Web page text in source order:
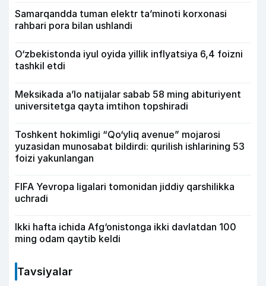
Samarqandda tuman elektr ta’minoti korxonasi
rahbari pora bilan ushlandi
O‘zbekistonda iyul oyida yillik inflyatsiya 6,4 foizni
tashkil etdi
Meksikada a’lo natijalar sabab 58 ming abituriyent
universitetga qayta imtihon topshiradi
Toshkent hokimligi “Qo‘yliq avenue” mojarosi
yuzasidan munosabat bildirdi: qurilish ishlarining 53
foizi yakunlangan
FIFA Yevropa ligalari tomonidan jiddiy qarshilikka
uchradi
Ikki hafta ichida Afg‘onistonga ikki davlatdan 100
ming odam qaytib keldi
Tavsiyalar